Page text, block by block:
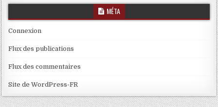
MÉTA
Connexion
Flux des publications
Flux des commentaires
Site de WordPress-FR